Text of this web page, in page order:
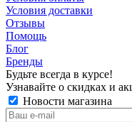
Условия доставки
Отзывы
Помощь
Блог
Бренды
Будьте всегда в курсе!
Узнавайте о скидках и
Новости магазина